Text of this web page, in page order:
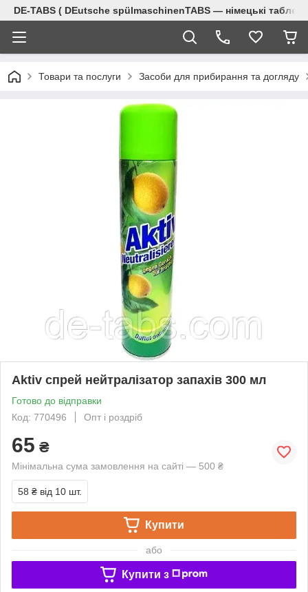
DE-TABS ( DEutsche spülmaschinenTABS ― німецькі
Товари та послуги Засоби для прибирання та догляду
Aktiv спрей нейтралізатор запахів 300 мл
Готово до відправки
Код: 770496
Опт і роздріб
65 ₴
Мінімальна сума замовлення на сайті — 500 ₴
58 ₴ від 10 шт.
Купити
або
Купити з